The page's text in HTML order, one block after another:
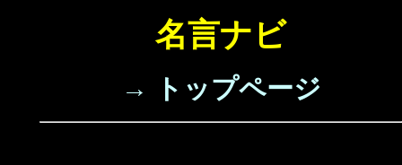
名言ナビ
→ トップページ